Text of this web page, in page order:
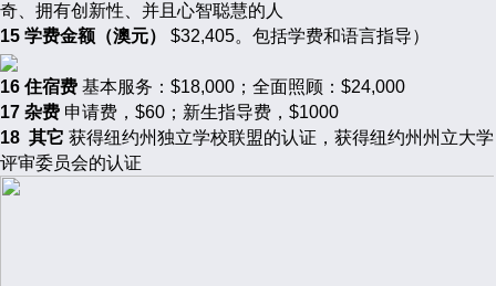
奇、拥有创新性、并且心智聪慧的人
15 学费金额（澳元） $32,405。包括学费和语言指导）
16 住宿费 基本服务：$18,000；全面照顾：$24,000
17 杂费 申请费，$60；新生指导费，$1000
18 其它 获得纽约州独立学校联盟的认证，获得纽约州州立大学
评审委员会的认证